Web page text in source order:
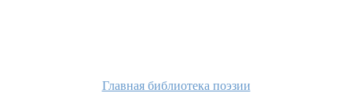
Главная библиотека поэзии